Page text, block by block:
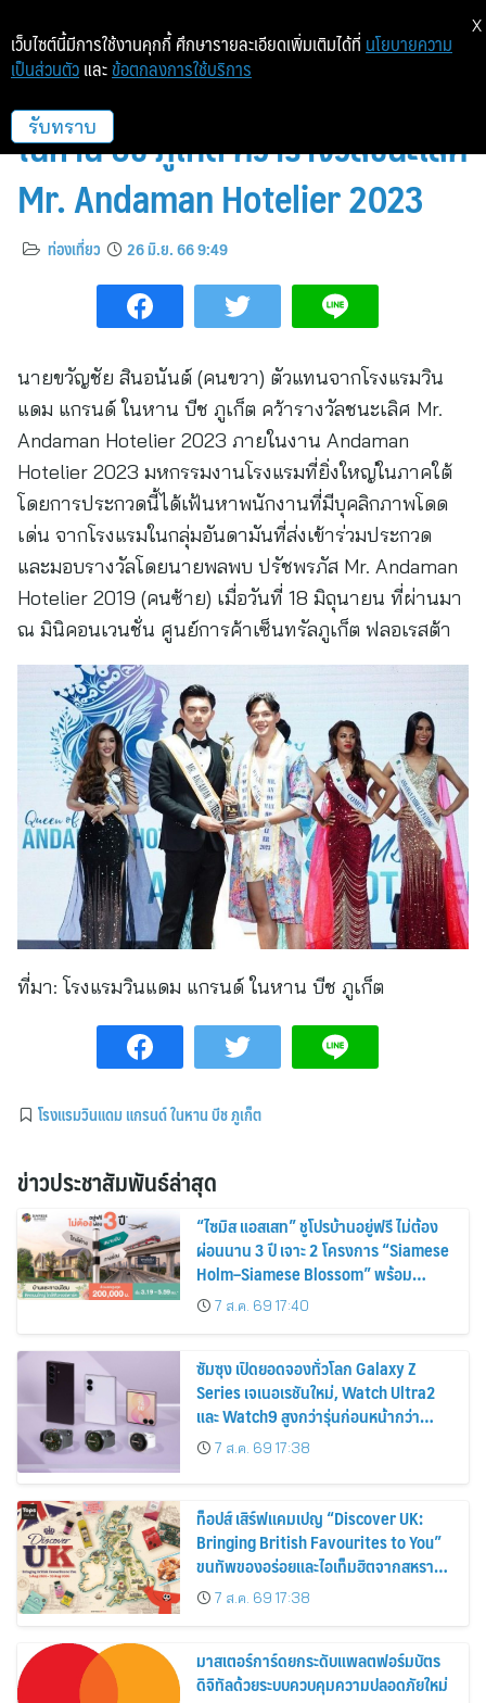
ตัวแทนจากโรงแรมวินแดม แกรนด์
ในหาน บีช ภูเก็ต คว้ารางวัลชนะเลิศ
Mr. Andaman Hotelier 2023
ท่องเที่ยว 26 มิ.ย. 66 9:49
นายขวัญชัย สินอนันต์ (คนขวา) ตัวแทนจากโรงแรมวิน
แดม แกรนด์ ในหาน บีช ภูเก็ต คว้ารางวัลชนะเลิศ Mr.
Andaman Hotelier 2023 ภายในงาน Andaman
Hotelier 2023 มหกรรมงานโรงแรมที่ยิ่งใหญ่ในภาคใต้
โดยการประกวดนี้ได้เฟ้นหาพนักงานที่มีบุคลิกภาพโดด
เด่น จากโรงแรมในกลุ่มอันดามันที่ส่งเข้าร่วมประกวด
และมอบรางวัลโดยนายพลพบ ปรัชพรภัส Mr. Andaman
Hotelier 2019 (คนซ้าย) เมื่อวันที่ 18 มิถุนายน ที่ผ่านมา
ณ มินิคอนเวนชั่น ศูนย์การค้าเซ็นทรัลภูเก็ต ฟลอเรสต้า
ที่มา: โรงแรมวินแดม แกรนด์ ในหาน บีช ภูเก็ต
โรงแรมวินแดม แกรนด์ ในหาน บีช ภูเก็ต
ข่าวประชาสัมพันธ์ล่าสุด
“ไซมิส แอสเสท” ชูโปรบ้านอยู่ฟรี ไม่ต้อง
ผ่อนนาน 3 ปี เจาะ 2 โครงการ “Siamese
Holm–Siamese Blossom” พร้อม
ส่วนลดและสิทธิพิเศษถึง 31 สิงหาคม
2569
7 ส.ค. 69 17:40
ซัมซุง เปิดยอดจองทั่วโลก Galaxy Z
Series เจเนอเรชันใหม่, Watch Ultra2
และ Watch9 สูงกว่ารุ่นก่อนหน้ากว่า
30%7 ส.ค. 69 17:38
ท็อปส์ เสิร์ฟแคมเปญ “Discover UK:
Bringing British Favourites to You”
ขนทัพของอร่อยและไอเท็มฮิตจากสหราช
อาณาจักร ส่งตรงถึงมือตั้งแต่วันนี้ – 18
สิงหาคมนี้
7 ส.ค. 69 17:38
มาสเตอร์การ์ดยกระดับแพลตฟอร์มบัตร
ดิจิทัลด้วยระบบควบคุมความปลอดภัยใหม่
เว็บไซต์นี้มีการใช้งานคุกกี้ ศึกษารายละเอียดเพิ่มเติมได้ที่ นโยบายความ
เป็นส่วนตัว และ ข้อตกลงการใช้บริการ
รับทราบ
X